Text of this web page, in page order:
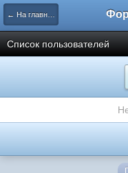
← На главную
Список пользователей